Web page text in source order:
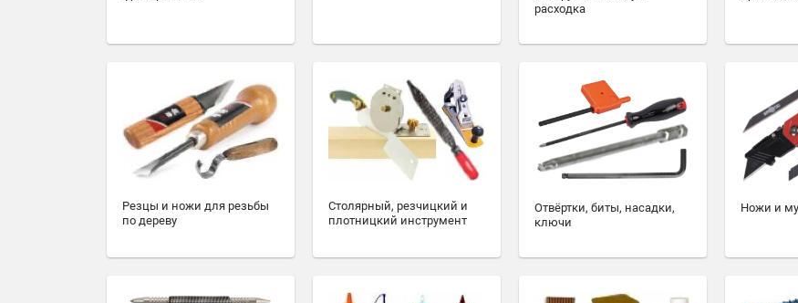
расходка
Резцы и ножи для резьбы
по дереву
Столярный, резчицкий и
плотницкий инструмент
Отвёртки, биты, насадки,
ключи
Ножи и